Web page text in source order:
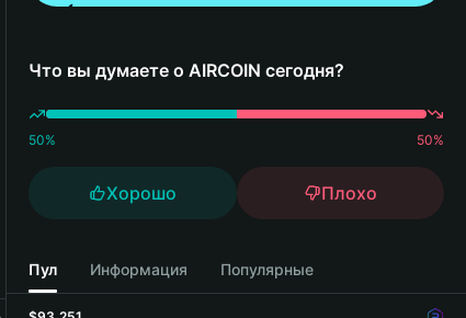
Что вы думаете о AIRCOIN сегодня?
50% 50%
Хорошо Плохо
Пул Информация Популярные